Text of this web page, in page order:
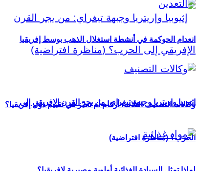
إثيوبيا وإريتريا وجبهة تيغراي: من يجر القرن الإفريقي إلى
الحرب؟ (مناظرة افتراضية)
انعدام الحوكمة في أنشطة استغلال الذهب بوسط إفريقيا
وكالات التصنيف الثلاث: أرقام أم تحيّز في تقييم دول إفريقيا؟